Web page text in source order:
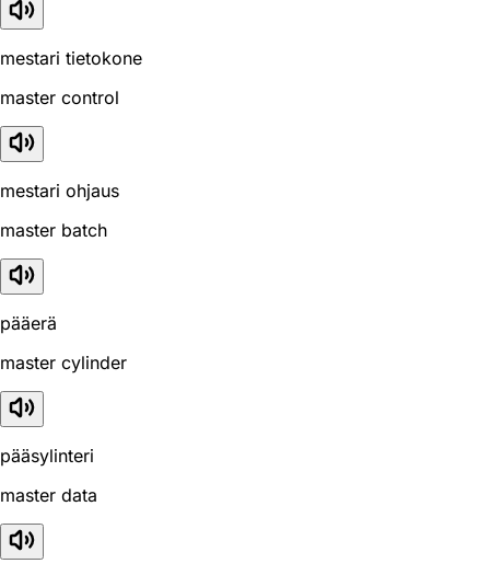
mestari tietokone
master control
mestari ohjaus
master batch
pääerä
master cylinder
pääsylinteri
master data